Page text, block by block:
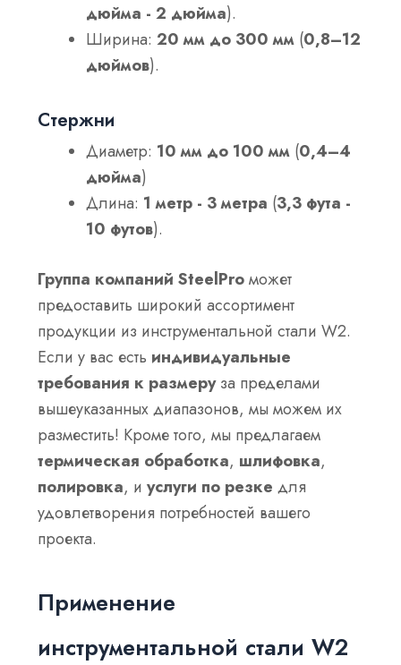
дюйма - 2 дюйма).
Ширина:20 мм до 300 мм (0,8–12
дюймов).
Стержни
Диаметр: 10 мм до 100 мм (0,4–4
дюйма)
Длина: 1 метр - 3 метра (3,3 фута -
10 футов).
Группа компаний SteelProможет
предоставить широкий ассортимент
продукции из инструментальной стали W2.
Если у вас есть индивидуальные
требования к размеруза пределами
вышеуказанных диапазонов, мы можем их
разместить! Кроме того, мы предлагаем
термическая обработка, шлифовка,
полировка, и услуги по резке для
удовлетворения потребностей вашего
проекта.
Применение
инструментальной стали W2